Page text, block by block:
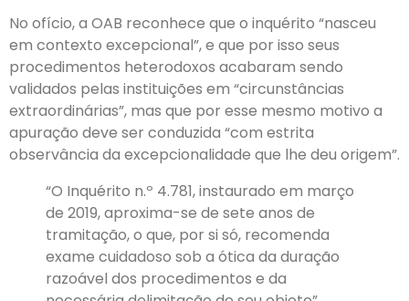
No ofício, a OAB reconhece que o inquérito “nasceu
em contexto excepcional”, e que por isso seus
procedimentos heterodoxos acabaram sendo
validados pelas instituições em “circunstâncias
extraordinárias”, mas que por esse mesmo motivo a
apuração deve ser conduzida “com estrita
observância da excepcionalidade que lhe deu origem”.
“O Inquérito n.º 4.781, instaurado em março
de 2019, aproxima-se de sete anos de
tramitação, o que, por si só, recomenda
exame cuidadoso sob a ótica da duração
razoável dos procedimentos e da